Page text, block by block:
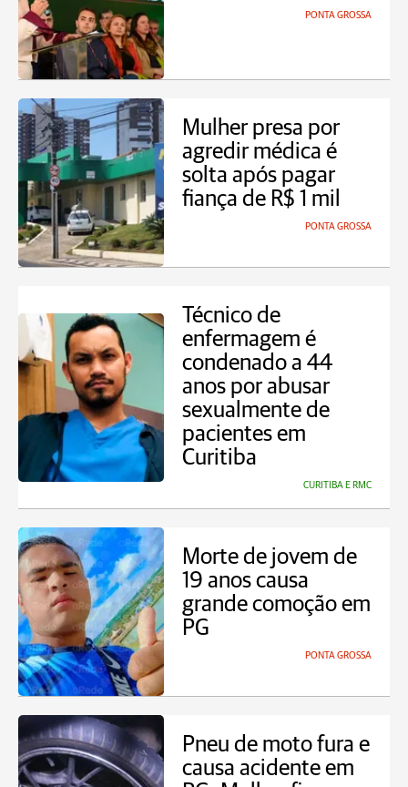
PONTA GROSSA
Mulher presa por
agredir médica é
solta após pagar
fiança de R$ 1 mil
PONTA GROSSA
Técnico de
enfermagem é
condenado a 44
anos por abusar
sexualmente de
pacientes em
Curitiba
CURITIBA E RMC
Morte de jovem de
19 anos causa
grande comoção em
PG
PONTA GROSSA
Pneu de moto fura e
causa acidente em